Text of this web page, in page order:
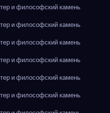
и философский камень
и философский камень
и философский камень
и философский камень
и философский камень
и философский камень